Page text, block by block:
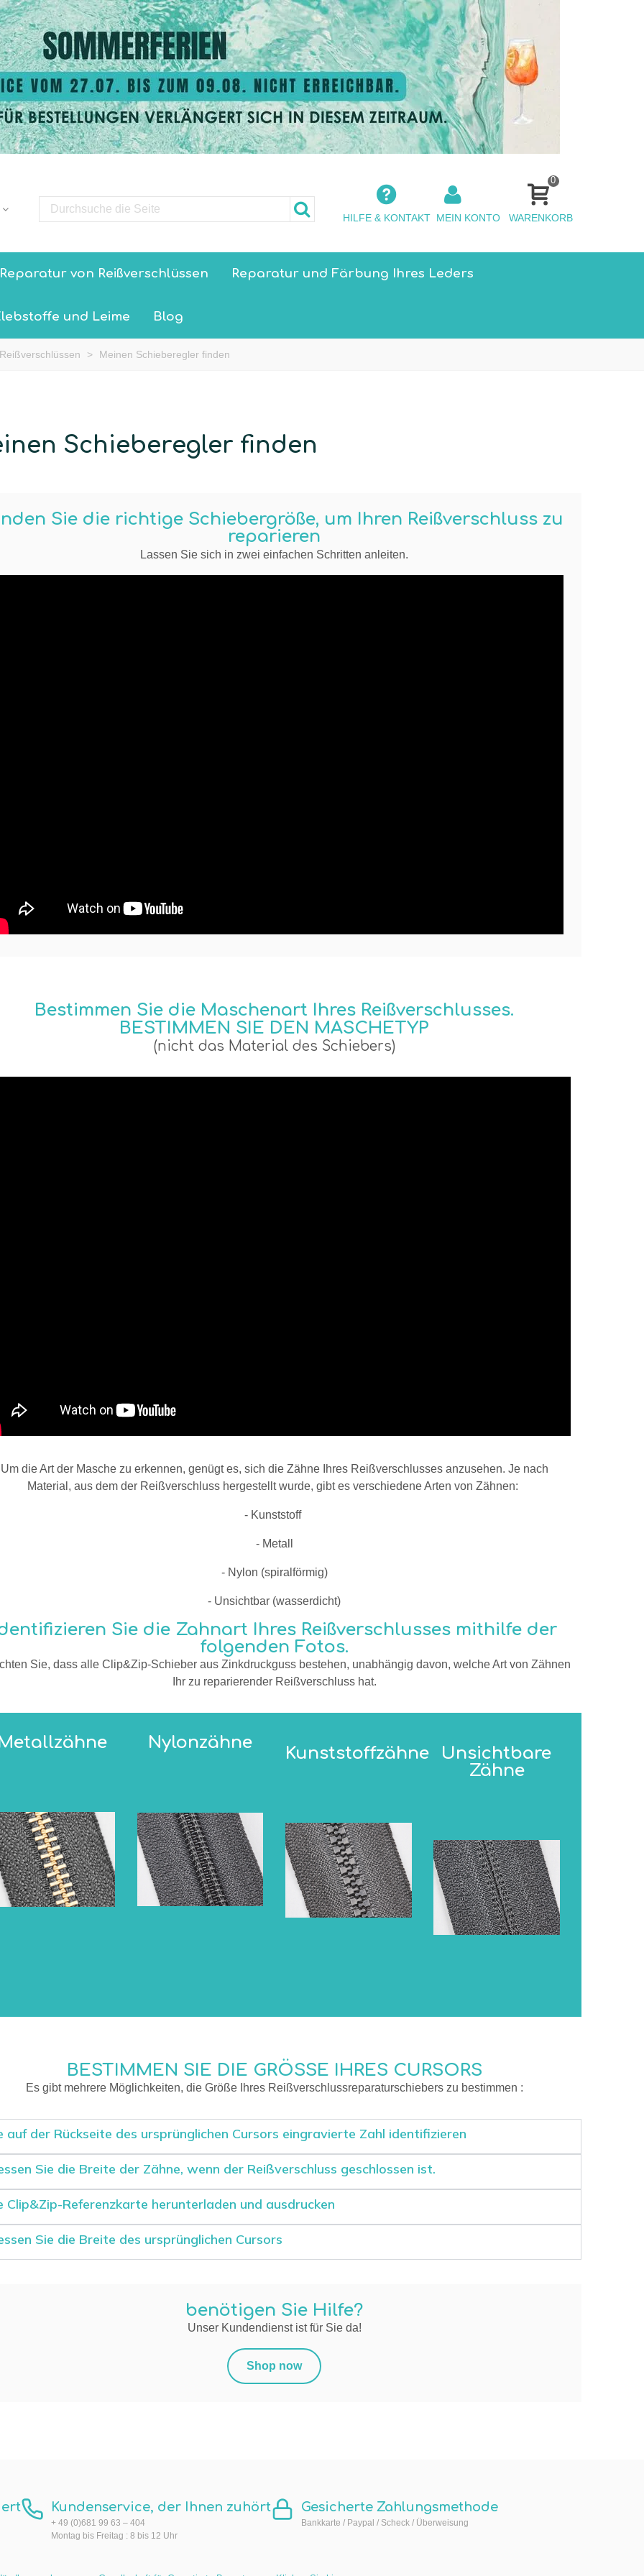
HILFE & KONTAKT MEIN KONTO
0
WARENKORB
Reparatur von Reißverschlüssen Reparatur und Färbung Ihres Leders
und Leime Blog
> Meinen Schieberegler finden
Schieberegler finden
Sie die richtige Schiebergröße, um Ihren Reißverschluss zu
reparieren
Lassen Sie sich in zwei einfachen Schritten anleiten.
Bestimmen Sie die Maschenart Ihres Reißverschlusses.
BESTIMMEN SIE DEN MASCHETYP
(nicht das Material des Schiebers)
Um die Art der Masche zu erkennen, genügt es, sich die Zähne Ihres Reißverschlusses anzusehen. Je nach
Material, aus dem der Reißverschluss hergestellt wurde, gibt es verschiedene Arten von Zähnen:
- Kunststoff
- Metall
- Nylon (spiralförmig)
- Unsichtbar (wasserdicht)
Sie die Zahnart Ihres Reißverschlusses mithilfe der
folgenden Fotos.
Sie, dass alle Clip&Zip-Schieber aus Zinkdruckguss bestehen, unabhängig davon, welche Art von Zähnen
Ihr zu reparierender Reißverschluss hat.
Nylonzähne
Kunststoffzähne
Unsichtbare
Zähne
BESTIMMEN SIE DIE GRÖSSE IHRES CURSORS
Es gibt mehrere Möglichkeiten, die Größe Ihres Reißverschlussreparaturschiebers zu bestimmen :
auf der Rückseite des ursprünglichen Cursors eingravierte Zahl identifizieren
Sie die Breite der Zähne, wenn der Reißverschluss geschlossen ist.
Clip&Zip-Referenzkarte herunterladen und ausdrucken
Sie die Breite des ursprünglichen Cursors
benötigen Sie Hilfe?
Unser Kundendienst ist für Sie da!
Shop now
Kundenservice, der Ihnen zuhört
+ 49 (0)681 99 63 – 404
Montag bis Freitag : 8 bis 12 Uhr
Gesicherte Zahlungsmethode
Bankkarte / Paypal / Scheck / Überweisung